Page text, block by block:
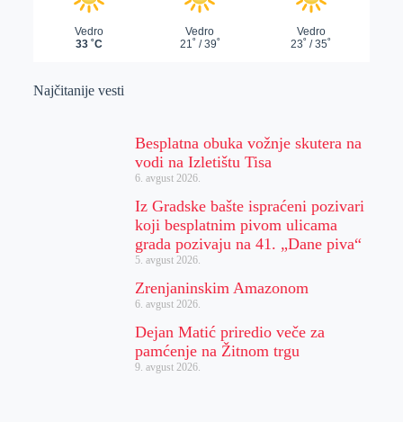
Najčitanije vesti
Besplatna obuka vožnje skutera na
vodi na Izletištu Tisa
6. avgust 2026.
Iz Gradske bašte ispraćeni pozivari
koji besplatnim pivom ulicama
grada pozivaju na 41. „Dane piva“
5. avgust 2026.
Zrenjaninskim Amazonom
6. avgust 2026.
Dejan Matić priredio veče za
pamćenje na Žitnom trgu
9. avgust 2026.